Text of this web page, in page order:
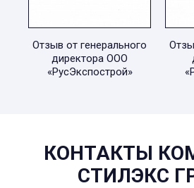
Отзыв от генерального
директора ООО
«РусЭкспострой»
КОНТАКТЫ
СТИЛЭКС